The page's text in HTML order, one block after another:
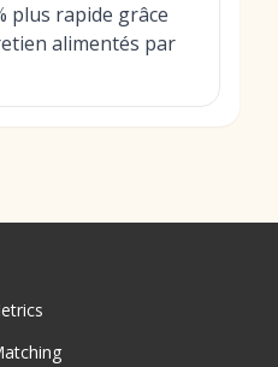
plus rapide grâce
alimentés par